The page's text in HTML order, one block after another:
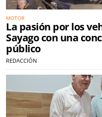
MOTOR
La pasión por los
Sayago con una
público
REDACCIÓN